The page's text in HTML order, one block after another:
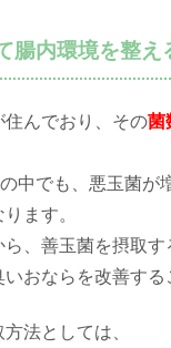
腸内環境を整え
住んでおり、その菌
中でも、悪玉菌が
ます。
、善玉菌を摂取
おならを改善する
法としては、